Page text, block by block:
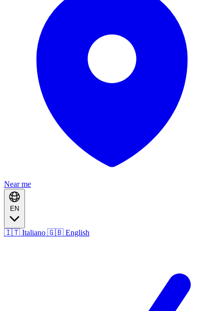
Near me
EN
🇮🇹 Italiano 🇬🇧 English